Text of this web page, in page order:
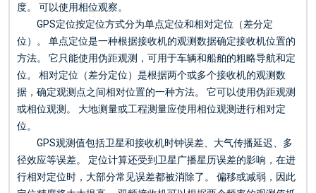
度。 可以使用相位观察。
GPS定位按定位方式分为单点定位和相对定位（差分定
位）。 单点定位是一种根据接收机的观测数据确定接收机位置的
方法。 它只能使用伪距观测，可用于车辆和船舶的粗略导航和定
位。 相对定位（差分定位）是根据两个或多个接收机的观测数
据，确定观测点之间相对位置的一种方法。 它可以使用伪距观测
或相位观测。 大地测量或工程测量应使用相位观测进行相对定
位。
GPS观测值包括卫星和接收机时钟误差、大气传播延迟、多
径效应等误差。 定位计算还受到卫星广播星历误差的影响，在进
行相对定位时，大部分常见误差都被消除了。 偏移或减弱，因此